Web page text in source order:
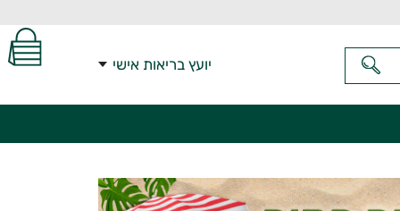
יועץ בריאות אישי